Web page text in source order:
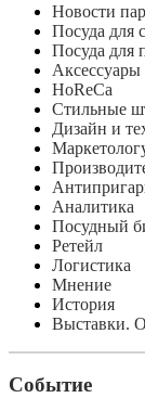
Новости
Посуда для
Посуда для
Аксессуары
HoReCa
Стильные
Дизайн и
Аналитика
Посудный
Ретейл
Логистика
Мнение
История
Выставки.
Событие